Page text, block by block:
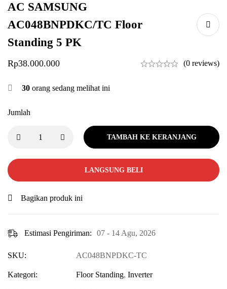
AC SAMSUNG
AC048BNPDKC/TC Floor
Standing 5 PK
Rp38.000.000 (0 reviews)
30 orang sedang melihat ini
Jumlah
TAMBAH KE KERANJANG
LANGSUNG BELI
Bagikan produk ini
Estimasi Pengiriman: 07 - 14 Agu, 2026
SKU: AC048BNPDKC-TC
Kategori: Floor Standing, Inverter